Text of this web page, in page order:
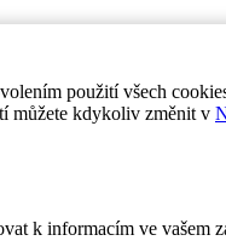
použití všech
můžete kdykoliv změnit v
k informacím ve vašem